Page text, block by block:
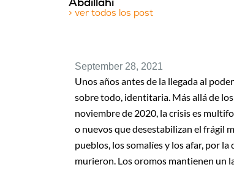
> ver todos los post
September 28, 2021
Unos años antes de la llegada al
sobre todo, identitaria. Más allá de
noviembre de 2020, la crisis es
o nuevos que desestabilizan el frágil
pueblos, los somalíes y los afar, por
murieron. Los oromos mantienen